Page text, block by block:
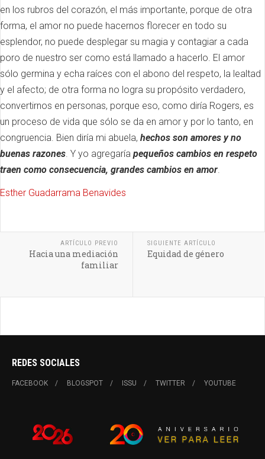
en los rubros del corazón, el más importante, porque de otra
forma, el amor no puede hacernos florecer en todo su
esplendor, no puede desplegar su magia y contagiar a cada
poro de nuestro ser como está llamado a hacerlo. El amor
sólo germina y echa raíces con el abono del respeto, la lealtad
y el afecto; de otra forma no logra su propósito verdadero,
convertirnos en personas, porque eso, como diría Rogers, es
un proceso de vida que sólo se da en amor y por lo tanto, en
congruencia. Bien diría mi abuela, hechos son amores y no
buenas razones . Y yo agregaría pequeños cambios en respeto
traen como consecuencia, grandes cambios en amor
Esther Guadarrama Benavides
ARTÍCULO PREVIO
Hacia una mediación
familiar
SIGUIENTE ARTÍCULO
Equidad de género
REDES SOCIALES
FACEBOOK BLOGSPOT ISSU TWITTER YOUTUBE